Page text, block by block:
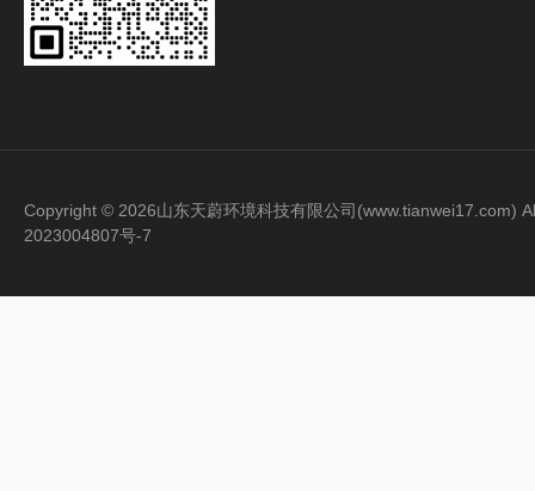
Copyright © 2026山东天蔚环境科技有限公司(www.tianwei17.com)
2023004807号-7